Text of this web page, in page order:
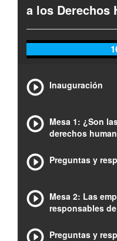
a los Derechos
Inauguración
Mesa 1: ¿Son
derechos
Preguntas y
Mesa 2: Las
responsables
Preguntas y